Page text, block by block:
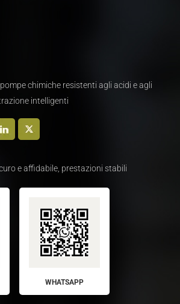
chimiche resistenti agli acidi e agli
intelligenti
e affidabile, prestazioni stabili
WHATSAPP